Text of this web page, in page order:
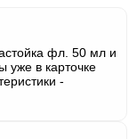
фл. 50 мл и
уже в карточке
-